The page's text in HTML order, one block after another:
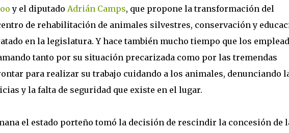
y el diputado Adrián Camps, que propone la transformación del
de rehabilitación de animales silvestres, conservación y
en la legislatura. Y hace también mucho tiempo que los
tanto por su situación precarizada como por las tremendas
para realizar su trabajo cuidando a los animales, denunciando
y la falta de seguridad que existe en el lugar.
el estado porteño tomó la decisión de rescindir la concesión de